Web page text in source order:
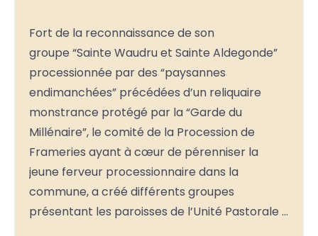
Fort de la reconnaissance de son
groupe “Sainte Waudru et Sainte Aldegonde”
processionnée par des “paysannes
endimanchées” précédées d’un reliquaire
monstrance protégé par la “Garde du
Millénaire”, le comité de la Procession de
Frameries ayant à cœur de pérenniser la
jeune ferveur processionnaire dans la
commune, a créé différents groupes
présentant les paroisses de l’Unité Pastorale …